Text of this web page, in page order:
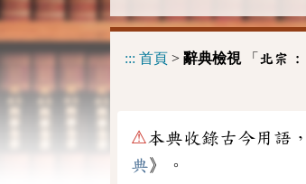
::: 首頁 > 辭典檢視「 北宗 :
⚠本典收錄古今用語，
典》。